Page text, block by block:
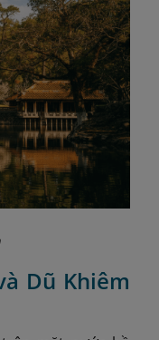
Dũ Khiêm